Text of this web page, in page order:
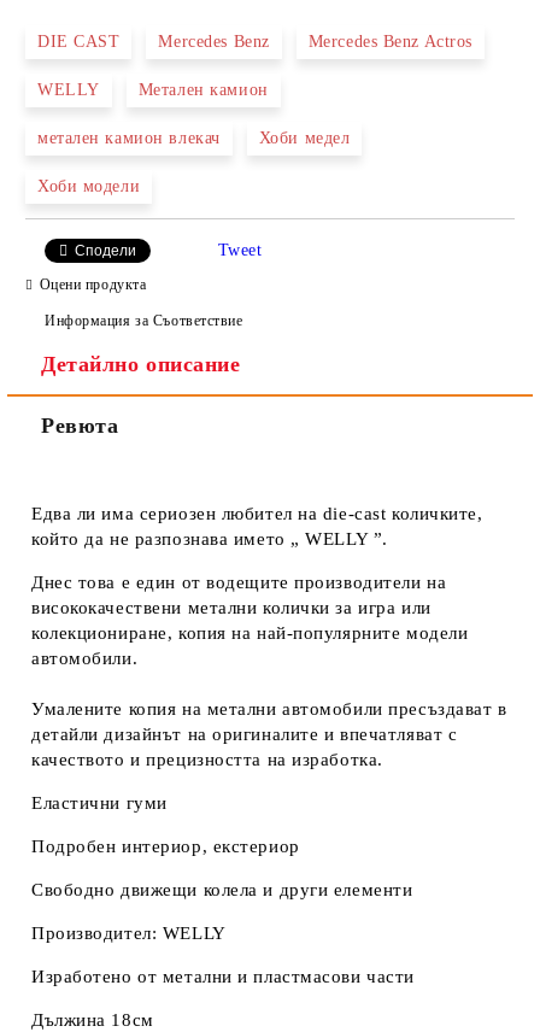
DIE CAST Mercedes Benz Mercedes Benz Actros
WELLY Метален камион
метален камион влекач Хоби медел
Хоби модели
Сподели Tweet
Оцени продукта
Информация за Съответствие
Детайлно описание
Ревюта
Едва ли има сериозен любител на die-cast количките,
който да не разпознава името „ WELLY ”.
Днес това е един от водещите производители на
висококачествени метални колички за игра или
колекциониране, копия на най-популярните модели
автомобили.
Умалените копия на метални автомобили пресъздават в
детайли дизайнът на оригиналите и впечатляват с
качеството и прецизността на изработка.
Еластични гуми
Подробен интериор, екстериор
Свободно движещи колела и други елементи
Производител: WELLY
Изработено от метални и пластмасови части
Дължина 18см